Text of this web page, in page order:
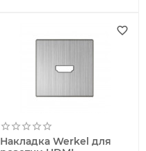
Накладка Werkel для